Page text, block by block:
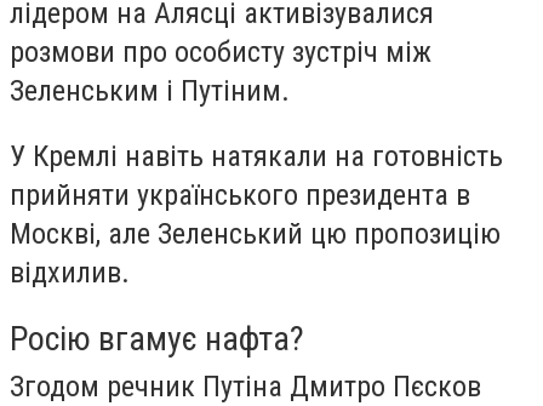
лідером на Алясці активізувалися
розмови про особисту зустріч між
Зеленським і Путіним.
У Кремлі навіть натякали на готовність
прийняти українського президента в
Москві, але Зеленський цю пропозицію
відхилив.
Росію вгамує нафта?
Згодом речник Путіна Дмитро Пєсков